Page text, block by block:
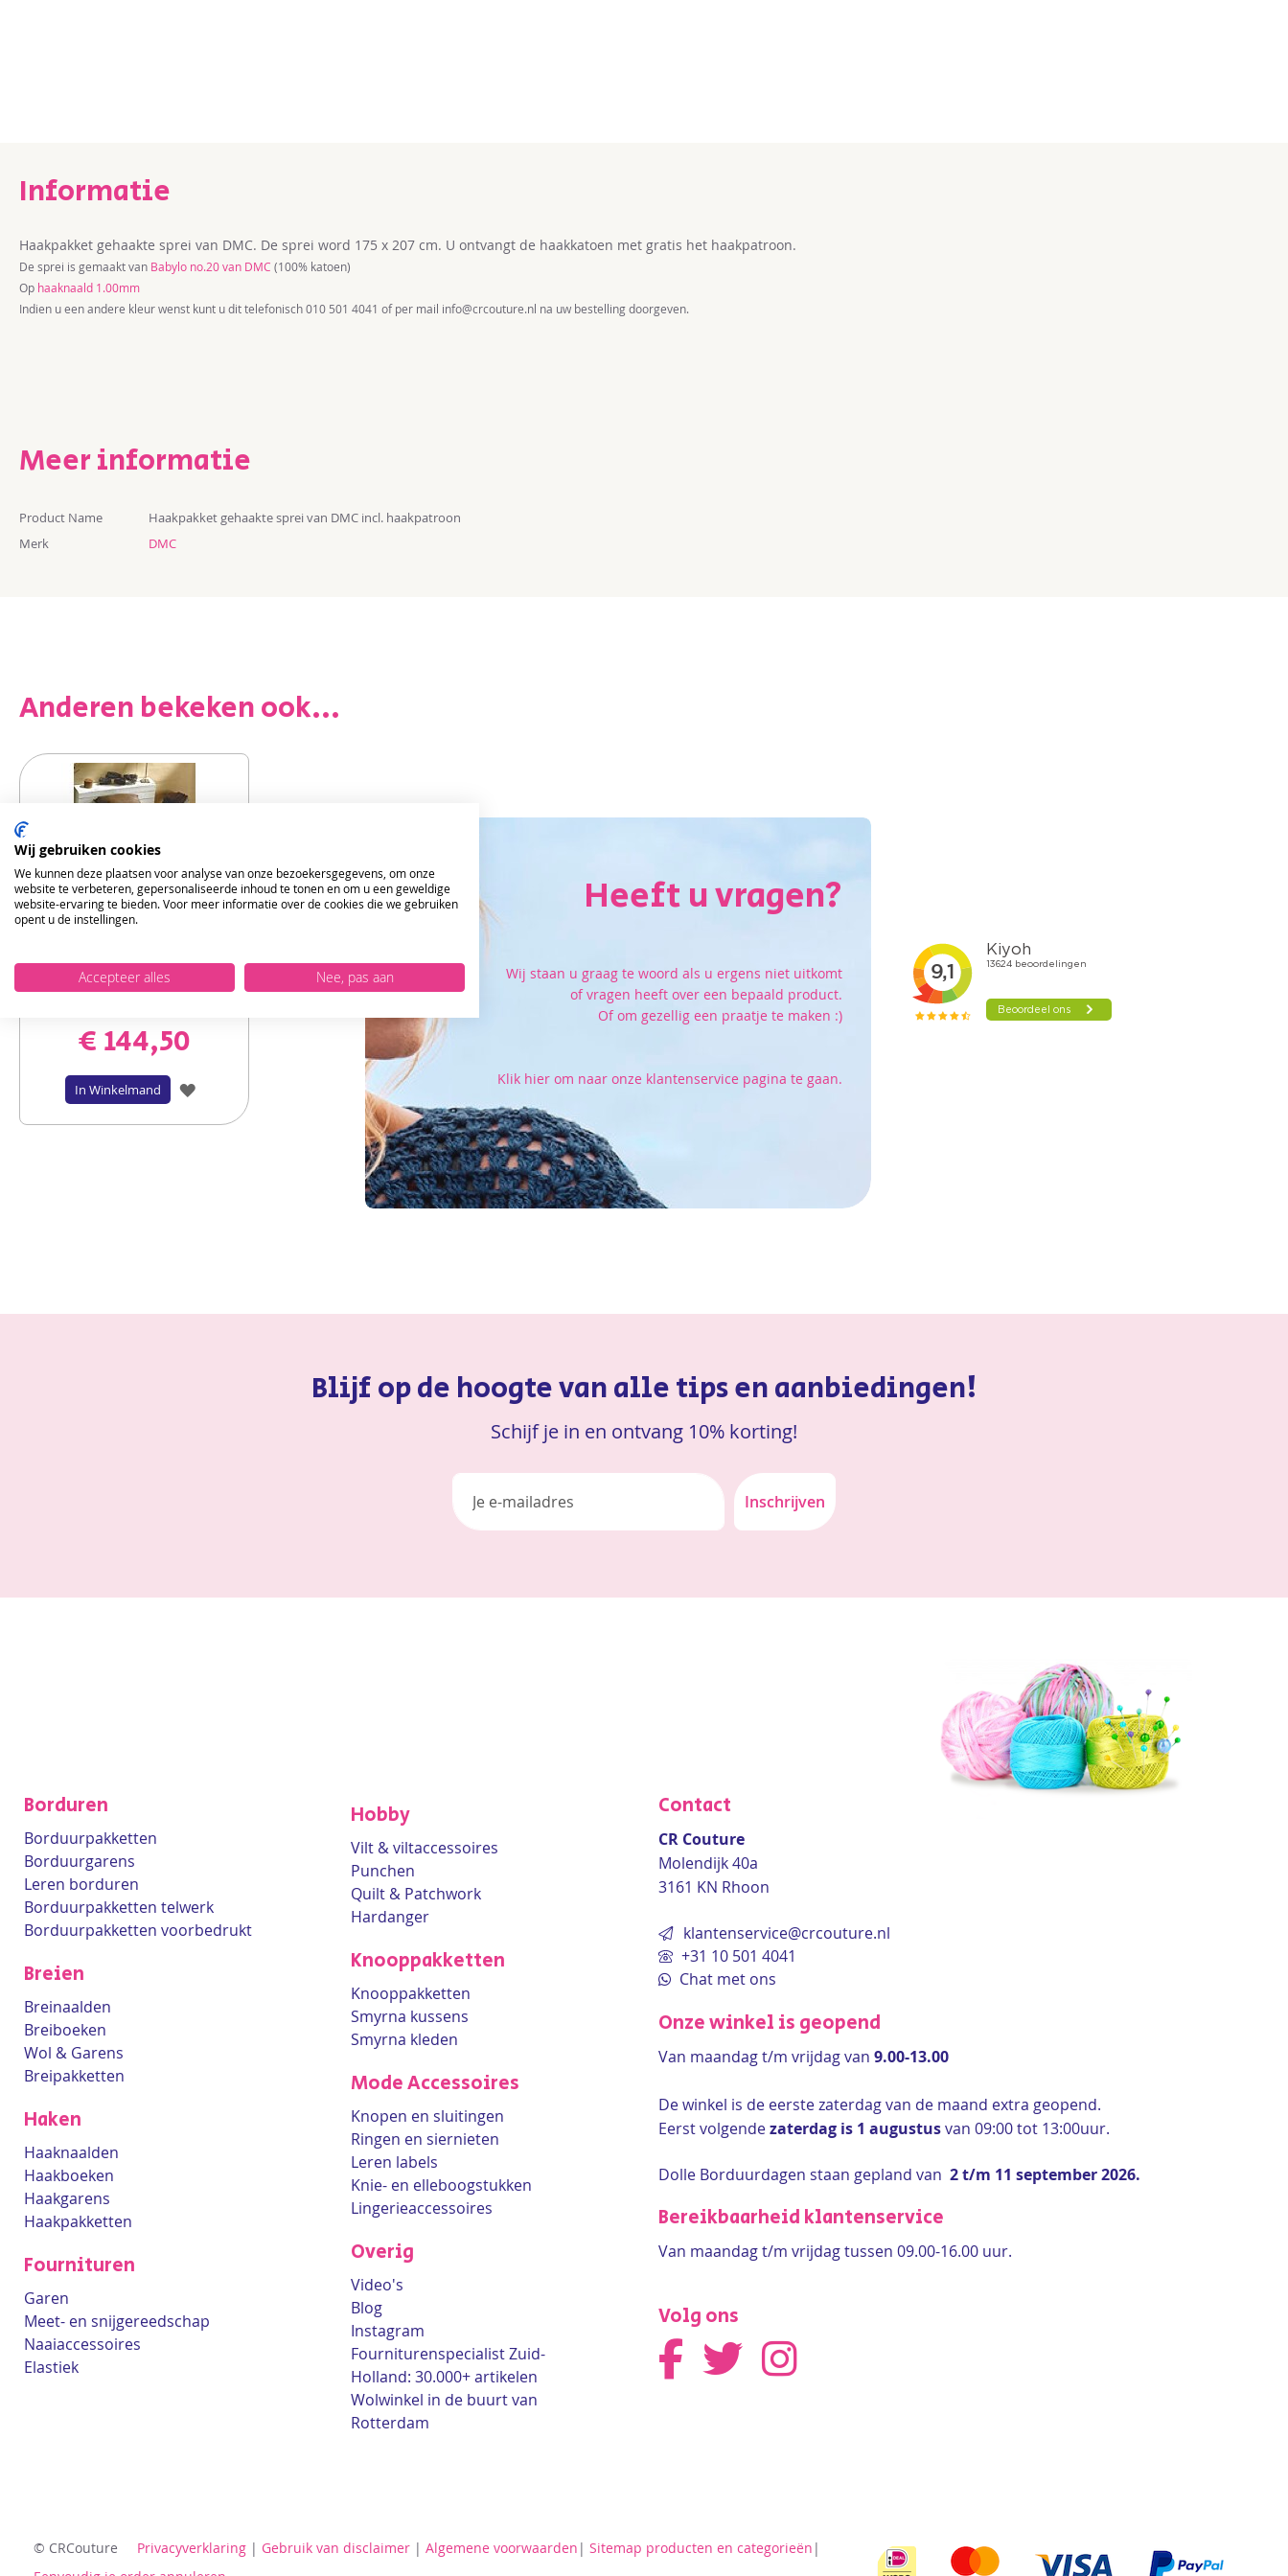
Haakpakket gehaakte sprei van DMC. De sprei word 175 x 207 cm. U ontvangt de haakkatoen met gratis het haakpatroon.
De sprei is gemaakt van Babylo no.20 van DMC (100% katoen)
Op haaknaald 1.00mm
Indien u een andere kleur wenst kunt u dit telefonisch 010 501 4041 of per mail info@crcouture.nl na uw bestelling doorgeven.
Meer informatie
Meer
informatie
Product Name
Haakpakket gehaakte sprei van DMC incl. haakpatroon
Merk
DMC
Anderen bekeken ook...
Haakpakket gehaakte sprei van
DMC om te haken
€ 144,50
In Winkelmand
VOEG
TOE
Heeft u vragen?
Wij staan u graag te woord als u ergens niet uitkomt
of vragen heeft over een bepaald product.
Of om gezellig een praatje te maken :)
Klik hier om naar onze klantenservice pagina te gaan.
Blijf op de hoogte van alle tips en aanbiedingen!
Schijf je in en ontvang 10% korting!
Inschrijven
Borduren
Borduurpakketten
Borduurgarens
Leren borduren
Borduurpakketten telwerk
Borduurpakketten voorbedrukt
Breien
Breinaalden
Breiboeken
Wol & Garens
Breipakketten
Haken
Haaknaalden
Haakboeken
Haakgarens
Haakpakketten
Fournituren
Garen
Meet- en snijgereedschap
Naaiaccessoires
Elastiek
Hobby
Vilt & viltaccessoires
Punchen
Quilt & Patchwork
Hardanger
Knooppakketten
Knooppakketten
Smyrna kussens
Smyrna kleden
Mode Accessoires
Knopen en sluitingen
Ringen en siernieten
Leren labels
Knie- en elleboogstukken
Lingerieaccessoires
Overig
Video's
Blog
Instagram
Fourniturenspecialist Zuid-
Holland: 30.000+ artikelen
Wolwinkel in de buurt van
Rotterdam
Contact
CR Couture
Molendijk 40a
3161 KN Rhoon
klantenservice@crcouture.nl
+31 10 501 4041
Chat met ons
Onze winkel is geopend
Van maandag t/m vrijdag van 9.00-13.00
De winkel is de eerste zaterdag van de maand extra geopend.
Eerst volgendezaterdag is 1 augustusvan 09:00 tot 13:00uur.
Dolle Borduurdagen staan gepland van 2 t/m 11 september 2026.
Bereikbaarheid klantenservice
Van maandag t/m vrijdag tussen 09.00-16.00 uur.
Volg ons
© CRCouture Privacyverklaring | Gebruik van disclaimer | Algemene voorwaarden | Sitemap producten en categorieën |
Wij gebruiken cookies
We kunnen deze plaatsen voor analyse van onze bezoekersgegevens, om onze
website te verbeteren, gepersonaliseerde inhoud te tonen en om u een geweldige
website-ervaring te bieden. Voor meer informatie over de cookies die we gebruiken
opent u de instellingen.
Accepteer alles Nee, pas aan